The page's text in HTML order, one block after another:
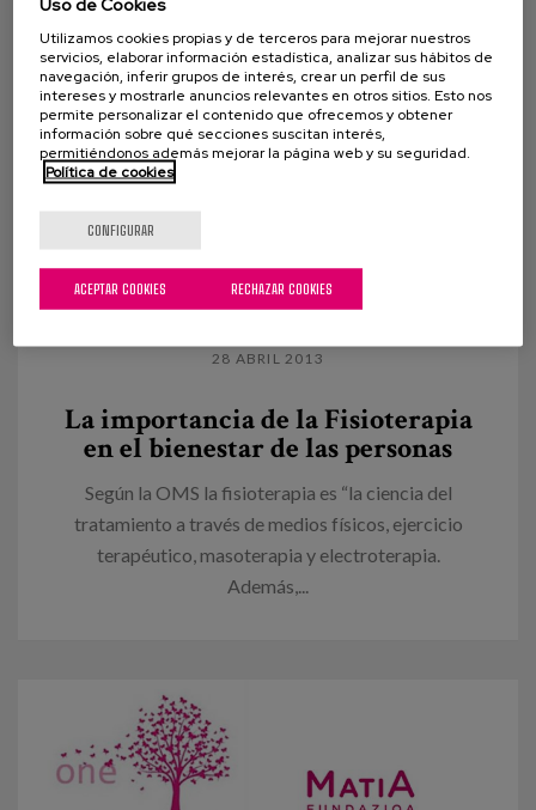
28 ABRIL 2013
La importancia de la Fisioterapia
en el bienestar de las personas
Según la OMS la fisioterapia es “la ciencia del
tratamiento a través de medios físicos, ejercicio
terapéutico, masoterapia y electroterapia.
Además,...
Utilizamos cookies propias y de terceros para mejorar nuestros
servicios, elaborar información estadística, analizar sus hábitos de
navegación, inferir grupos de interés, crear un perfil de sus
intereses y mostrarle anuncios relevantes en otros sitios. Esto nos
permite personalizar el contenido que ofrecemos y obtener
información sobre qué secciones suscitan interés,
permitiéndonos además mejorar la página web y su seguridad.
Política de cookies
CONFIGURAR
RECHAZAR COOKIES
ACEPTAR COOKIES